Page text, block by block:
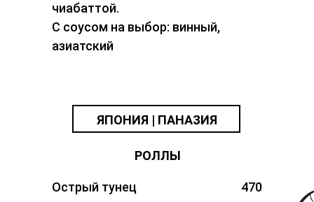
чиабаттой.
С соусом на выбор: винный,
азиатский
ЯПОНИЯ | ПАНАЗИЯ
Острый тунец
РОЛЛЫ
470